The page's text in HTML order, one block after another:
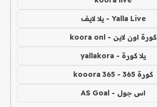
Yalla Live - يلا لايف
كورة اون لاين - koora onl
يلا كورة - yallakora
كورة 365 - kooora 365
اس جول - AS Goal